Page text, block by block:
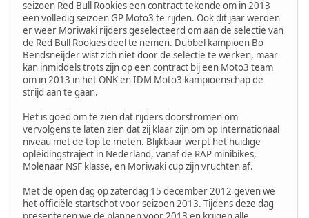
seizoen Red Bull Rookies een contract tekende om in 2013
een volledig seizoen GP Moto3 te rijden. Ook dit jaar werden
er weer Moriwaki rijders geselecteerd om aan de selectie van
de Red Bull Rookies deel te nemen. Dubbel kampioen Bo
Bendsneijder wist zich niet door de selectie te werken, maar
kan inmiddels trots zijn op een contract bij een Moto3 team
om in 2013 in het ONK en IDM Moto3 kampioenschap de
strijd aan te gaan.
Het is goed om te zien dat rijders doorstromen om
vervolgens te laten zien dat zij klaar zijn om op internationaal
niveau met de top te meten. Blijkbaar werpt het huidige
opleidingstraject in Nederland, vanaf de RAP minibikes,
Molenaar NSF klasse, en Moriwaki cup zijn vruchten af.
Met de open dag op zaterdag 15 december 2012 geven we
het officiële startschot voor seizoen 2013. Tijdens deze dag